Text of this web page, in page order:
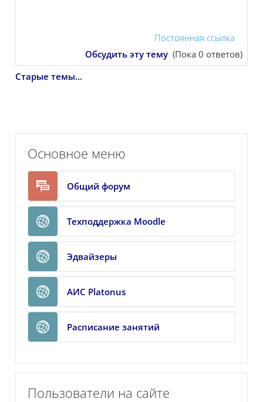
Постоянная ссылка
Обсудить эту тему (Пока 0 ответов)
Старые темы...
Основное меню
Общий форум
Техподдержка Moodle
Эдвайзеры
АИС PlatonusГиперссылка
Расписание занятий
Пользователи на сайте